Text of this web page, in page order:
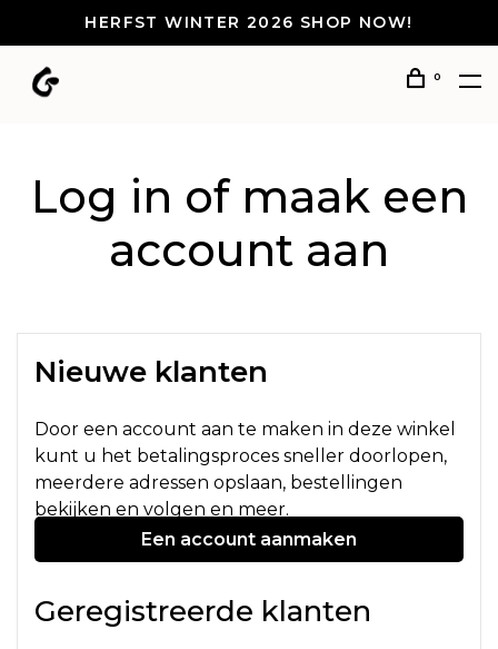
HERFST WINTER 2026 SHOP NOW!
0
Log in of maak een
account aan
Nieuwe klanten
Door een account aan te maken in deze winkel
kunt u het betalingsproces sneller doorlopen,
meerdere adressen opslaan, bestellingen
bekijken en volgen en meer.
Een account aanmaken
Geregistreerde klanten